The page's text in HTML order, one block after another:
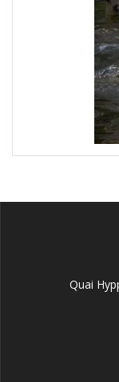
Quai